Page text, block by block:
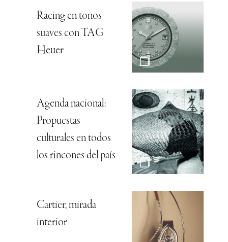
Racing en tonos
suaves con TAG
Heuer
Agenda nacional:
Propuestas
culturales en todos
los rincones del país
Cartier, mirada
interior